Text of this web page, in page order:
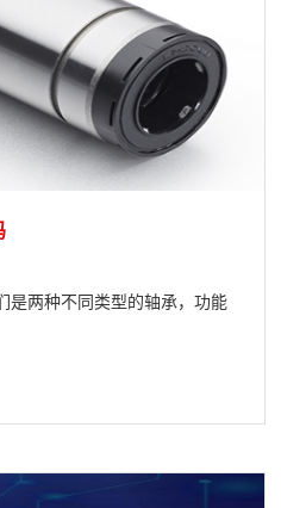
是两种不同类型的轴承，功能